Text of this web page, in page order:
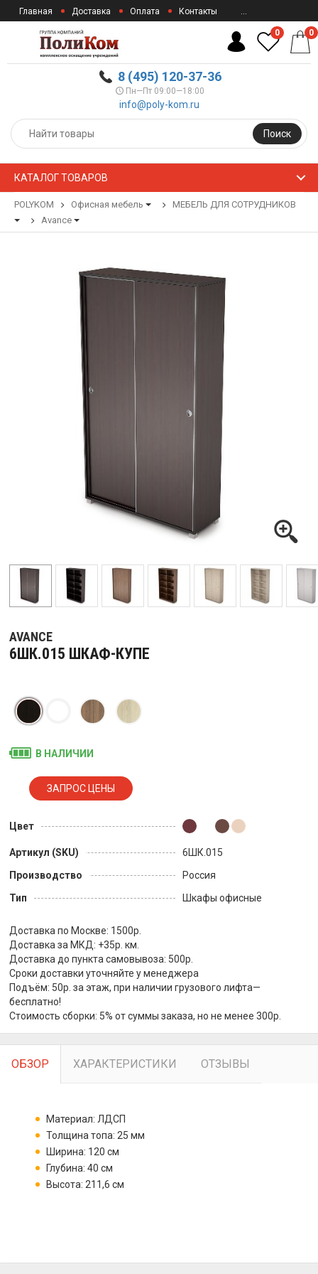
Главная Доставка Оплата Контакты ...
8 (495) 120-37-36
Пн—Пт 09:00—18:00
info@poly-kom.ru
Поиск
0 0
КАТАЛОГ ТОВАРОВ
POLYKOM Офисная мебель
МЕБЕЛЬ ДЛЯ СОТРУДНИКОВ
Avance
AVANCE
6ШК.015 ШКАФ-КУПЕ
В НАЛИЧИИ
Цвет
Артикул (SKU)
6ШК.015
Производство
Россия
Тип
Шкафы офисные
Доставка по Москве: 1500р.
Доставка за МКД: +35р. км.
Доставка до пункта самовывоза: 500р.
Сроки доставки уточняйте у менеджера
Подъём: 50р. за этаж, при наличии грузового лифта—
бесплатно!
Стоимость сборки: 5% от суммы заказа, но не менее 300р.
ОБЗОР ХАРАКТЕРИСТИКИ ОТЗЫВЫ
Материал: ЛДСП
Толщина топа: 25 мм
Ширина: 120 см
Глубина: 40 см
Высота: 211,6 см